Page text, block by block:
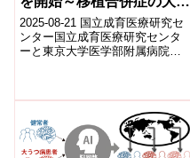
な軽減に繋がる移植法の普
及を目指して～
2025-08-21 国立成育医療研究セ
ンター国立成育医療研究センタ
ーと東京大学医学部附属病院